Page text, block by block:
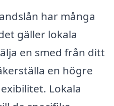
har många
gäller lokala
en smed från ditt
en högre
Lokala